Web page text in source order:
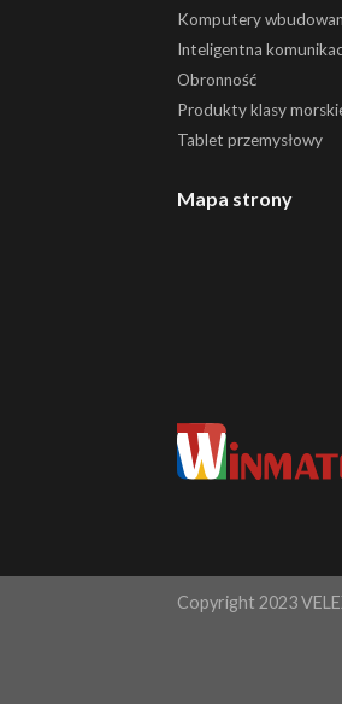
Komputery
Inteligentna
Obronność
Produkty klasy
Tablet przemysłowy
Mapa strony
Copyright 2023